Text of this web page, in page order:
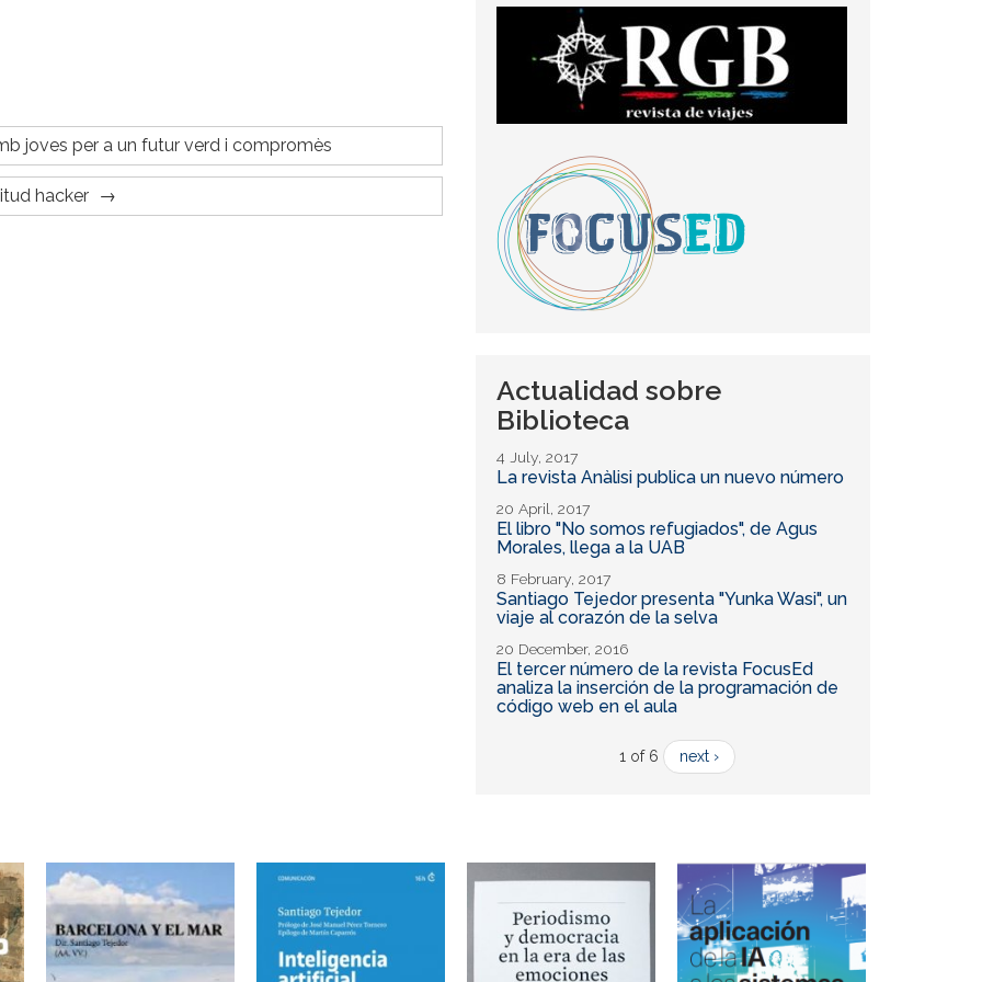
joves per a un futur verd i compromès
hacker
Actualidad sobre
Biblioteca
4 July, 2017
La revista Anàlisi publica un nuevo número
20 April, 2017
El libro "No somos refugiados", de Agus
Morales, llega a la UAB
8 February, 2017
Santiago Tejedor presenta "Yunka Wasi", un
viaje al corazón de la selva
20 December, 2016
El tercer número de la revista FocusEd
analiza la inserción de la programación de
código web en el aula
1 of 6 next ›